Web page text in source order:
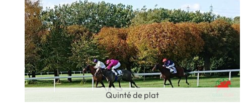
Quinté de plat